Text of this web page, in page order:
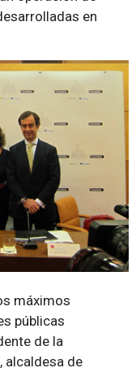
en
máximos
públicas
de la
alcaldesa de